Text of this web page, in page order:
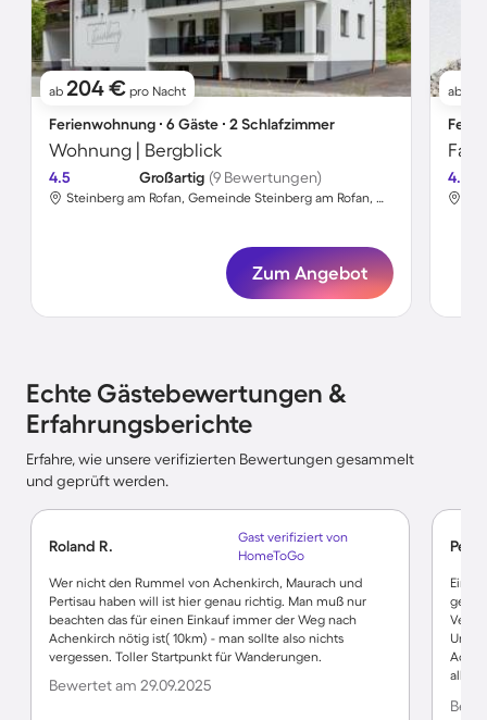
ab 204 € pro Nacht
Ferienwohnung ∙ 6 Gäste ∙ 2 Schlafzimmer
Wohnung | Bergblick
4.5 Großartig (9 Bewertungen)
Steinberg am Rofan, Gemeinde Steinberg am Rofan, Österreich
Zum Angebot
ab
4.8
Echte Gästebewertungen &
Erfahrungsberichte
Erfahre, wie unsere verifizierten Bewertungen gesammelt
und geprüft werden.
Roland R.
Gast verifiziert von
HomeToGo
Wer nicht den Rummel von Achenkirch, Maurach und
Pertisau haben will ist hier genau richtig. Man muß nur
beachten das für einen Einkauf immer der Weg nach
Achenkirch nötig ist( 10km) - man sollte also nichts
vergessen. Toller Startpunkt für Wanderungen.
Bewertet am 29.09.2025
Eine
allem